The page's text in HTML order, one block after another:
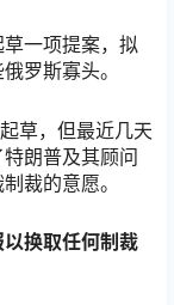
一项提案，拟
罗斯寡头。
草，但最近几天
朗普及其顾问
裁的意愿。
换取任何制裁